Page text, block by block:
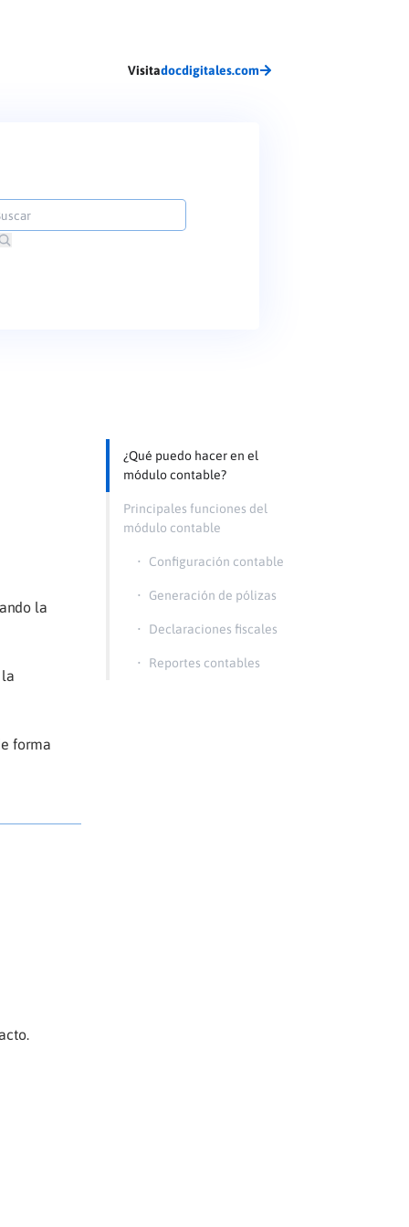
Visitadocdigitales.com
la
forma
¿Qué puedo hacer en el
módulo contable?
Principales funciones del
módulo contable
• Configuración contable
• Generación de pólizas
• Declaraciones fiscales
• Reportes contables